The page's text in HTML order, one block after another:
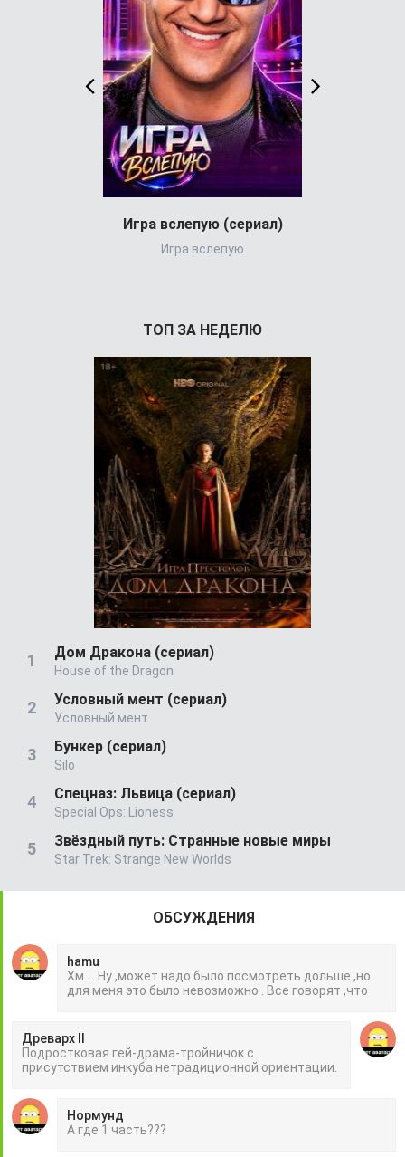
Игра вслепую (сериал)
Игра вслепую
ТОП ЗА НЕДЕЛЮ
Дом Дракона (сериал)
House of the Dragon
Условный мент (сериал)
Условный мент
Бункер (сериал)
Silo
Спецназ: Львица (сериал)
Special Ops: Lioness
Звёздный путь: Странные новые миры
Star Trek: Strange New Worlds
ОБСУЖДЕНИЯ
hamu
Хм ... Ну ,может надо было посмотреть дольше ,но
для меня это было невозможно . Все говорят ,что
Древарх II
Подростковая гей-драма-тройничок с
присутствием инкуба нетрадиционной ориентации.
Нормунд
А где 1 часть???